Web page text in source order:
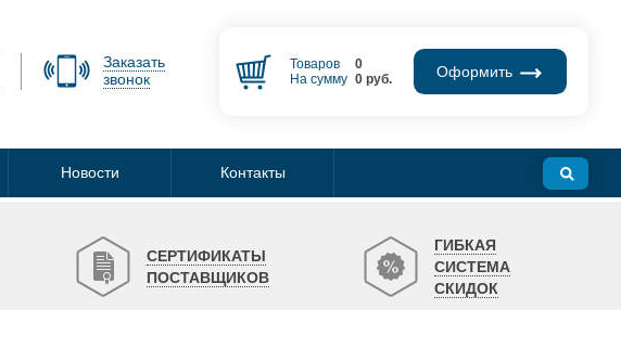
Заказать
звонок
Товаров
0
На сумму 0руб. Оформить
Новости Контакты
СЕРТИФИКАТЫ
ПОСТАВЩИКОВ
ГИБКАЯ
СИСТЕМА
СКИДОК